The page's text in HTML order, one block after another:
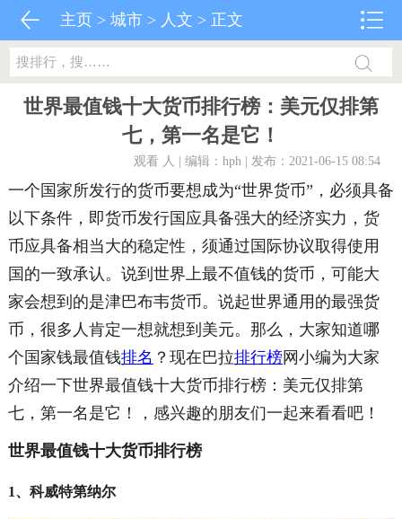
主页 >城市 > 人文 > 正文
世界最值钱十大货币排行榜：美元仅排第
七，第一名是它！
观看 人 | 编辑：hph | 发布：2021-06-15 08:54
一个国家所发行的货币要想成为“世界货币”，必须具备
以下条件，即货币发行国应具备强大的经济实力，货
币应具备相当大的稳定性，须通过国际协议取得使用
国的一致承认。说到世界上最不值钱的货币，可能大
家会想到的是津巴布韦货币。说起世界通用的最强货
币，很多人肯定一想就想到美元。那么，大家知道哪
个国家钱最值钱排名 ？现在巴拉排行榜网小编为大家
介绍一下世界最值钱十大货币排行榜：美元仅排第
七，第一名是它！，感兴趣的朋友们一起来看看吧！
世界最值钱十大货币排行榜
1、科威特第纳尔